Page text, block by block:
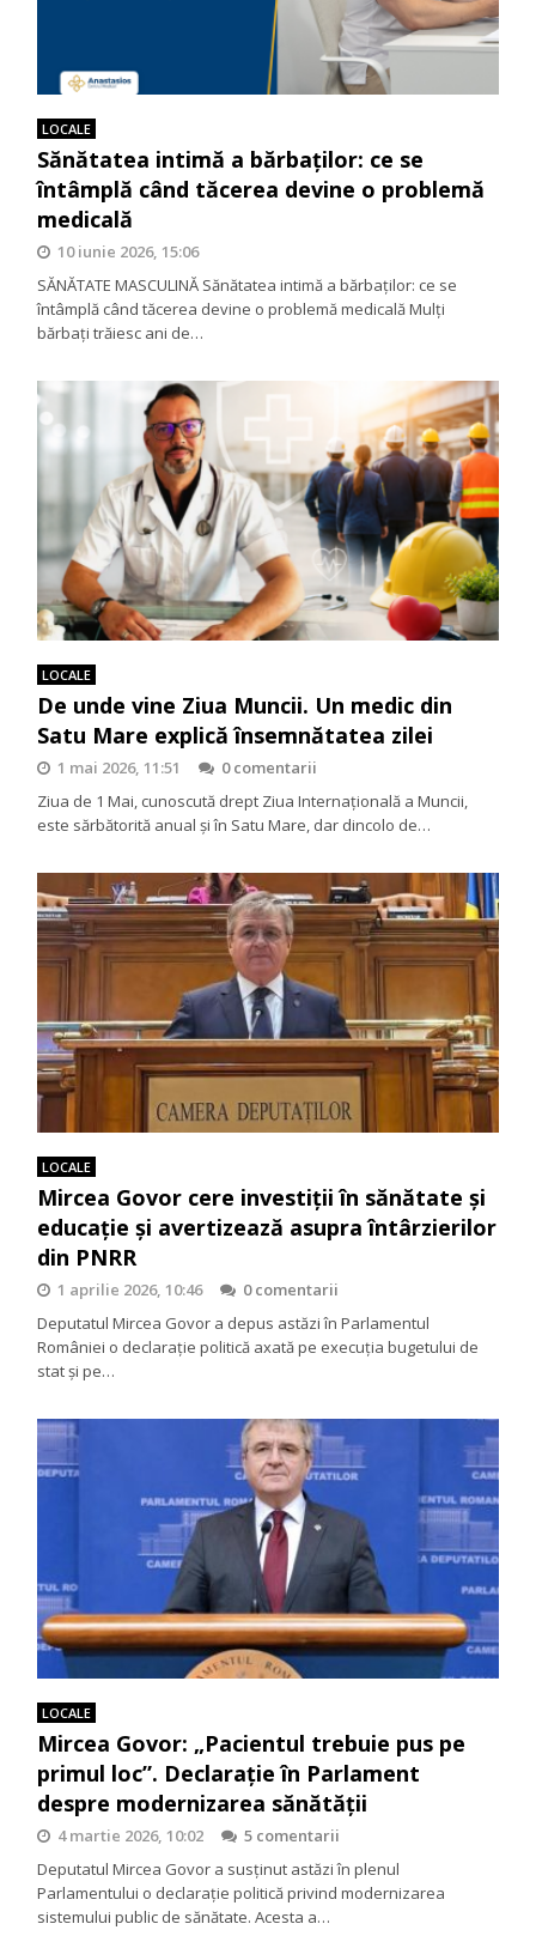
LOCALE
Sănătatea intimă a bărbaților: ce se
întâmplă când tăcerea devine o problemă
medicală
10 iunie 2026, 15:06
SĂNĂTATE MASCULINĂ Sănătatea intimă a bărbaților: ce se
întâmplă când tăcerea devine o problemă medicală Mulți
bărbați trăiesc ani de…
LOCALE
De unde vine Ziua Muncii. Un medic din
Satu Mare explică însemnătatea zilei
1 mai 2026, 11:51
0 comentarii
Ziua de 1 Mai, cunoscută drept Ziua Internațională a Muncii,
este sărbătorită anual și în Satu Mare, dar dincolo de…
LOCALE
Mircea Govor cere investiții în sănătate și
educație și avertizează asupra întârzierilor
din PNRR
1 aprilie 2026, 10:46
0 comentarii
Deputatul Mircea Govor a depus astăzi în Parlamentul
României o declarație politică axată pe execuția bugetului de
stat și pe…
LOCALE
Mircea Govor: „Pacientul trebuie pus pe
primul loc”. Declarație în Parlament
despre modernizarea sănătății
4 martie 2026, 10:02
5 comentarii
Deputatul Mircea Govor a susținut astăzi în plenul
Parlamentului o declarație politică privind modernizarea
sistemului public de sănătate. Acesta a…